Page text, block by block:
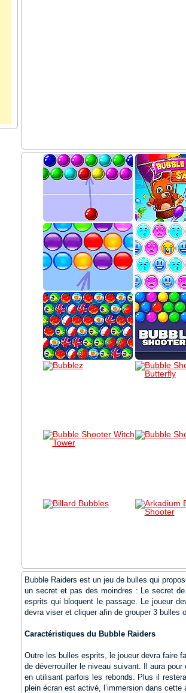
Bubble Raiders est un jeu de bulles qui
un secret et pas des moindres : Le secret
esprits qui bloquent le passage. Le joueur
devra viser et cliquer afin de grouper 3 bulles
Caractéristiques du Bubble Raiders
Outre les bulles esprits, le joueur devra faire
de déverrouiller le niveau suivant. Il aura
en utilisant parfois les rebonds. Plus il
plein écran est activé, l’immersion dans